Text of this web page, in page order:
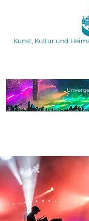
Kunst, Kultur und